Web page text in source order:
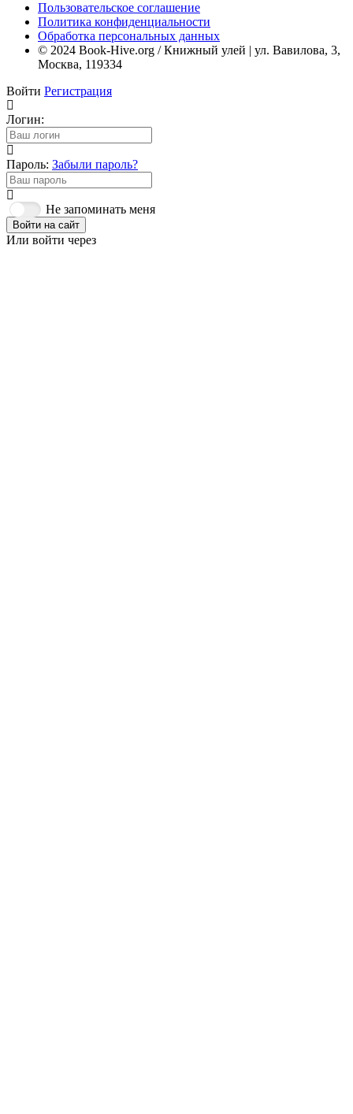
Пользовательское соглашение
Политика конфиденциальности
Обработка персональных данных
© 2024 Book-Hive.org / Книжный улей | ул. Вавилова, 3,
Москва, 119334
Войти Регистрация
Логин:
Пароль: Забыли пароль?
Не запоминать меня
Войти на сайт
Или войти через